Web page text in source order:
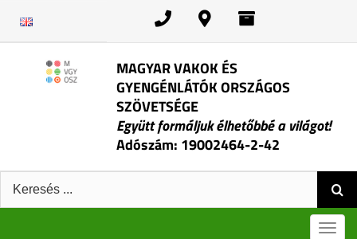
MAGYAR VAKOK ÉS
GYENGÉNLÁTÓK ORSZÁGOS
SZÖVETSÉGE
Együtt formáljuk élhetőbbé a világot!
Adószám: 19002464-2-42
Keresés: